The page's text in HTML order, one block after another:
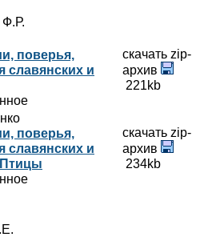
Ф.Р.
повеpья,
славянских и
скачать zip-
архив
221kb
поверья,
славянских и
Птицы
скачать zip-
архив
234kb